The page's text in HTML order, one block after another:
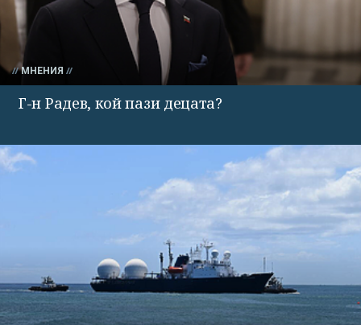
МНЕНИЯ
Г-н Радев, кой пази децата?